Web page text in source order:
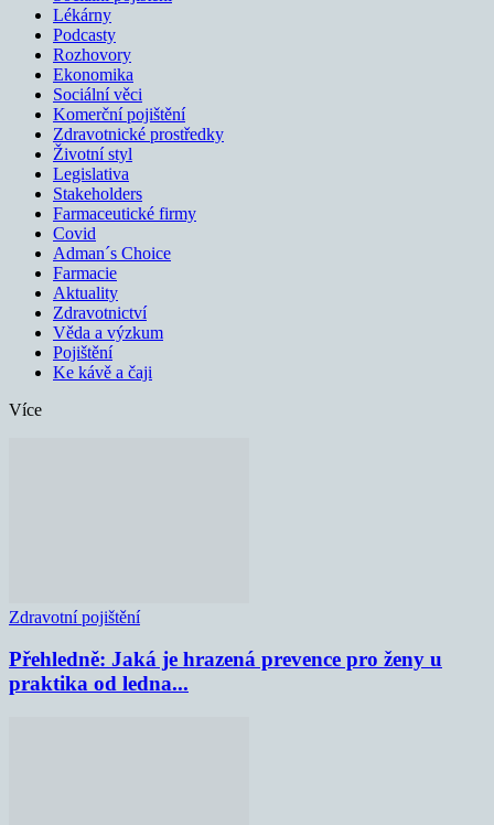
Lékárny
Podcasty
Rozhovory
Ekonomika
Sociální věci
Komerční pojištění
Zdravotnické prostředky
Životní styl
Legislativa
Stakeholders
Farmaceutické firmy
Covid
Adman´s Choice
Farmacie
Aktuality
Zdravotnictví
Věda a výzkum
Pojištění
Ke kávě a čaji
Více
Zdravotní pojištění
Přehledně: Jaká je hrazená prevence pro ženy u
praktika od ledna...